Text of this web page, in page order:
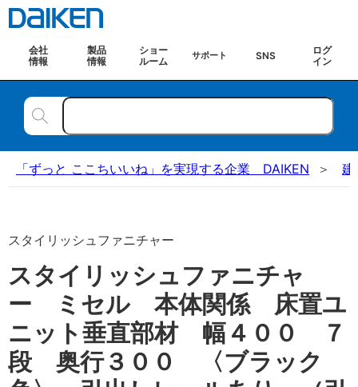
会社
情報
製品
情報
ショー
ルーム
サポート SNS
ログ
イン
「ずっと ここちいいね」を実現する企業 DAIKEN 建
スタイリッシュファニチャー
スタイリッシュファニチャ
ー ミセル 本体関係 床置ユ
ニット垂直部材 幅４００ ７
段 奥行３００ 〈ブラック